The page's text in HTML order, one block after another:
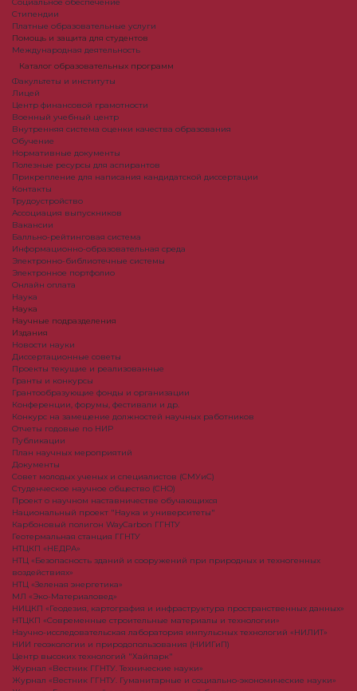
Стипендии
Платные образовательные услуги
Помощь и защита для студентов
Международная деятельность
Каталог образовательных программ
Факультеты и институты
Лицей
Центр финансовой грамотности
Военный учебный центр
Внутренняя система оценки качества образования
Обучение
Нормативные документы
Полезные ресурсы для аспирантов
Прикрепление для написания кандидатской диссертации
Контакты
Трудоустройство
Ассоциация выпускников
Вакансии
Балльно-рейтинговая система
Информационно-образовательная среда
Электронно-библиотечные системы
Электронное портфолио
Онлайн оплата
Наука
Наука
Научные подразделения
Издания
Новости науки
Диссертационные советы
Проекты текущие и реализованные
Гранты и конкурсы
Грантообразующие фонды и организации
Конференции, форумы, фестивали и др.
Конкурс на замещение должностей научных работников
Отчеты годовые по НИР
Публикации
План научныx мероприятий
Документы
Совет молодых ученых и специалистов (СМУиС)
Студенческое научное общество (СНО)
Проект о научном наставничестве обучающихся
Национальный проект "Наука и университеты"
Карбоновый полигон WayCarbon ГГНТУ
Геотермальная станция ГГНТУ
НТЦКП «НЕДРА»
НТЦ «Безопасность зданий и сооружений при природных и техногенных
воздействиях»
НТЦ «Зеленая энергетика»
МЛ «Эко-Материаловед»
НИЦКП «Геодезия, картография и инфраструктура пространственных данных»
НТЦКП «Современные строительные материалы и технологии»
Научно-исследовательская лаборатория импульсных технологий «НИЛИТ»
НИИ геоэкологии и природопользования (НИИГиП)
Центр высоких технологий "Хайпарк"
Журнал «Вестник ГГНТУ. Технические науки»
Журнал «Вестник ГГНТУ. Гуманитарные и социально-экономические науки»